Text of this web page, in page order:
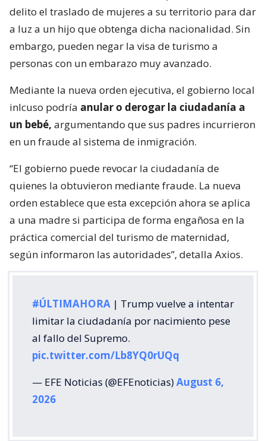
delito el traslado de mujeres a su territorio para dar
a luz a un hijo que obtenga dicha nacionalidad. Sin
embargo, pueden negar la visa de turismo a
personas con un embarazo muy avanzado.
Mediante la nueva orden ejecutiva, el gobierno local
inlcuso podría anular o derogar la ciudadanía a
un bebé, argumentando que sus padres incurrieron
en un fraude al sistema de inmigración.
“El gobierno puede revocar la ciudadanía de
quienes la obtuvieron mediante fraude. La nueva
orden establece que esta excepción ahora se aplica
a una madre si participa de forma engañosa en la
práctica comercial del turismo de maternidad,
según informaron las autoridades”, detalla Axios.
#ÚLTIMAHORA | Trump vuelve a intentar
limitar la ciudadanía por nacimiento pese
al fallo del Supremo.
pic.twitter.com/Lb8YQ0rUQq
— EFE Noticias (@EFEnoticias)August 6,
2026